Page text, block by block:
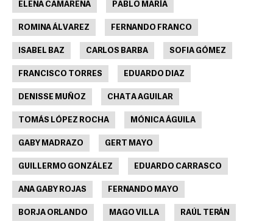
ELENA CAMARENA PABLO MARÍA
ROMINA ÁLVAREZ FERNANDO FRANCO
ISABEL BAZ CARLOS BARBA SOFIA GÓMEZ
FRANCISCO TORRES EDUARDO DIAZ
DENISSE MUÑOZ CHATA AGUILAR
TOMÁS LÓPEZ ROCHA MÓNICA ÁGUILA
GABY MADRAZO GERT MAYO
GUILLERMO GONZÁLEZ EDUARDO CARRASCO
ANA GABY ROJAS FERNANDO MAYO
BORJA ORLANDO MAGO VILLA RAÚL TERÁN